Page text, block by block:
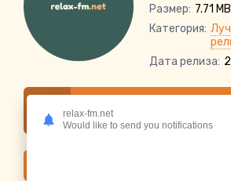
Размер: 7.71
Категория:
Дата релиза:
Регина Тодоренко - Подруга
relax-fm.net
Would like to send you notifications